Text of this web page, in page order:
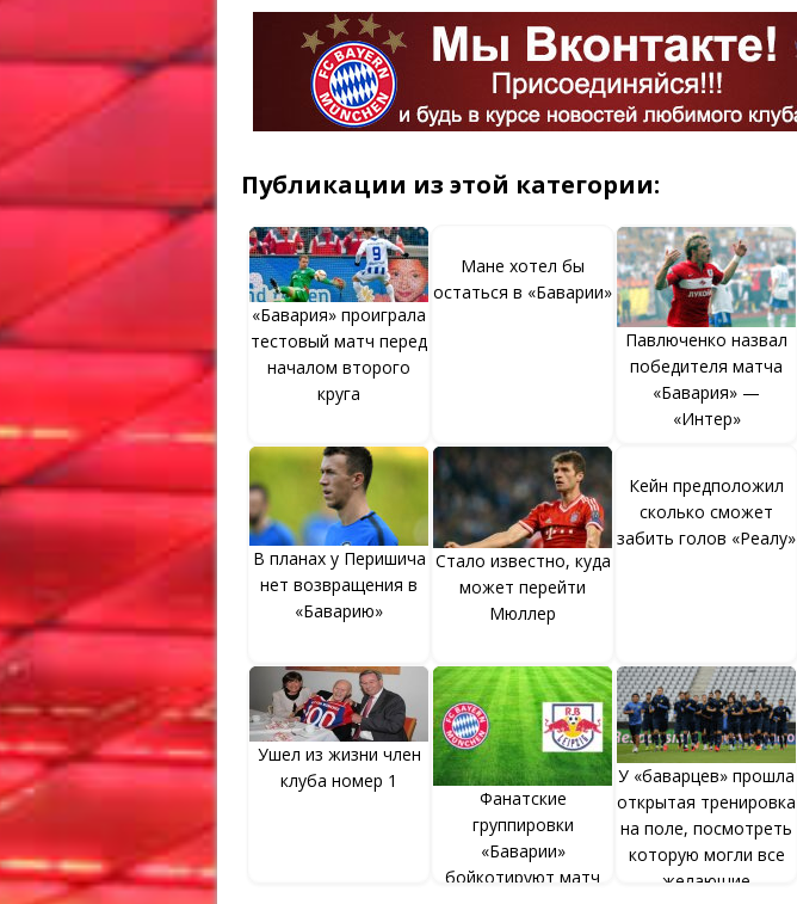
Публикации из этой категории:
«Бавария» проиграла
тестовый матч перед
началом второго
круга
Мане хотел бы
остаться в «Баварии»
Павлюченко назвал
победителя матча
«Бавария» —
«Интер»
В планах у Перишича
нет возвращения в
«Баварию»
Стало известно, куда
может перейти
Мюллер
Кейн предположил
сколько сможет
забить голов «Реалу»
Ушел из жизни член
клуба номер 1
Фанатские
группировки
«Баварии»
бойкотируют матч
У «баварцев» прошла
открытая тренировка
на поле, посмотреть
которую могли все
желающие